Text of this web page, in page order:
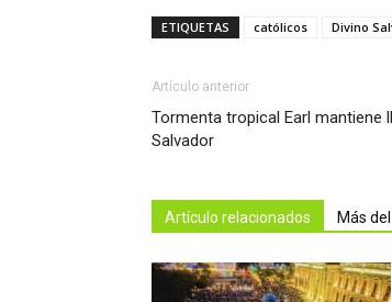
ETIQUETAS católicos Divino
Artículo anterior
Tormenta tropical Earl mantiene
Salvador
Artículo relacionados Más